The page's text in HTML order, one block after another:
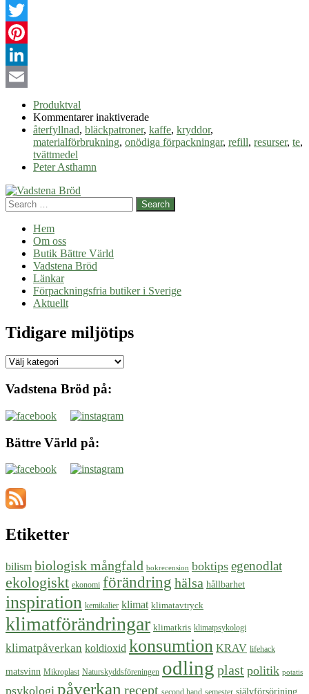
Facebook
Twitter
Pinterest
LinkedIn
Produktval
Kommentarer inaktiveradeför
Refill
återfyllnad, bläckpatroner, kaffe, kryddor,
materialförbrukning, onödiga förpackningar, refill, resurser, te,
tvättmedel
Peter Asthamn
Search
Hem
Om oss
Butik Bättre Värld
Vadstena Bröd
Länkar
Förpackningsfria butiker i Sverige
Aktuellt
Tidigare miljötips
Tidigare
Vadstena Bröd på:
Bättre Värld på:
Etiketter
bilism biologisk mångfald bokrecension boktips egenodlat
ekologiskt ekonomi förändring hälsa hållbarhet
inspiration kemikalier klimat klimatavtryck
klimatförändringar klimatkris klimatpsykologi
klimatpåverkan koldioxid konsumtion KRAV lifehack
matsvinn Mikroplast Naturskyddsföreningen odling plast politik potatis
psykologi påverkan recept second hand semester självförsörjning